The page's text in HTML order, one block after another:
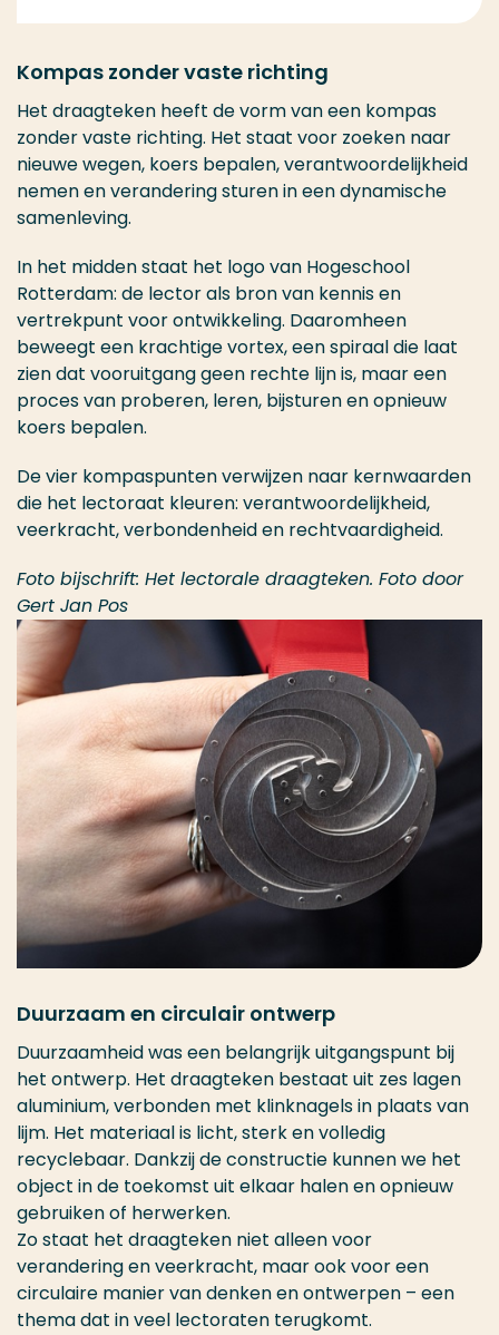
Kompas zonder vaste richting
Het draagteken heeft de vorm van een kompas
zonder vaste richting. Het staat voor zoeken naar
nieuwe wegen, koers bepalen, verantwoordelijkheid
nemen en verandering sturen in een dynamische
samenleving.
In het midden staat het logo van Hogeschool
Rotterdam: de lector als bron van kennis en
vertrekpunt voor ontwikkeling. Daaromheen
beweegt een krachtige vortex, een spiraal die laat
zien dat vooruitgang geen rechte lijn is, maar een
proces van proberen, leren, bijsturen en opnieuw
koers bepalen.
De vier kompaspunten verwijzen naar kernwaarden
die het lectoraat kleuren: verantwoordelijkheid,
veerkracht, verbondenheid en rechtvaardigheid.
Foto bijschrift: Het lectorale draagteken. Foto door
Gert Jan Pos
Duurzaam en circulair ontwerp
Duurzaamheid was een belangrijk uitgangspunt bij
het ontwerp. Het draagteken bestaat uit zes lagen
aluminium, verbonden met klinknagels in plaats van
lijm. Het materiaal is licht, sterk en volledig
recyclebaar. Dankzij de constructie kunnen we het
object in de toekomst uit elkaar halen en opnieuw
gebruiken of herwerken.
Zo staat het draagteken niet alleen voor
verandering en veerkracht, maar ook voor een
circulaire manier van denken en ontwerpen – een
thema dat in veel lectoraten terugkomt.